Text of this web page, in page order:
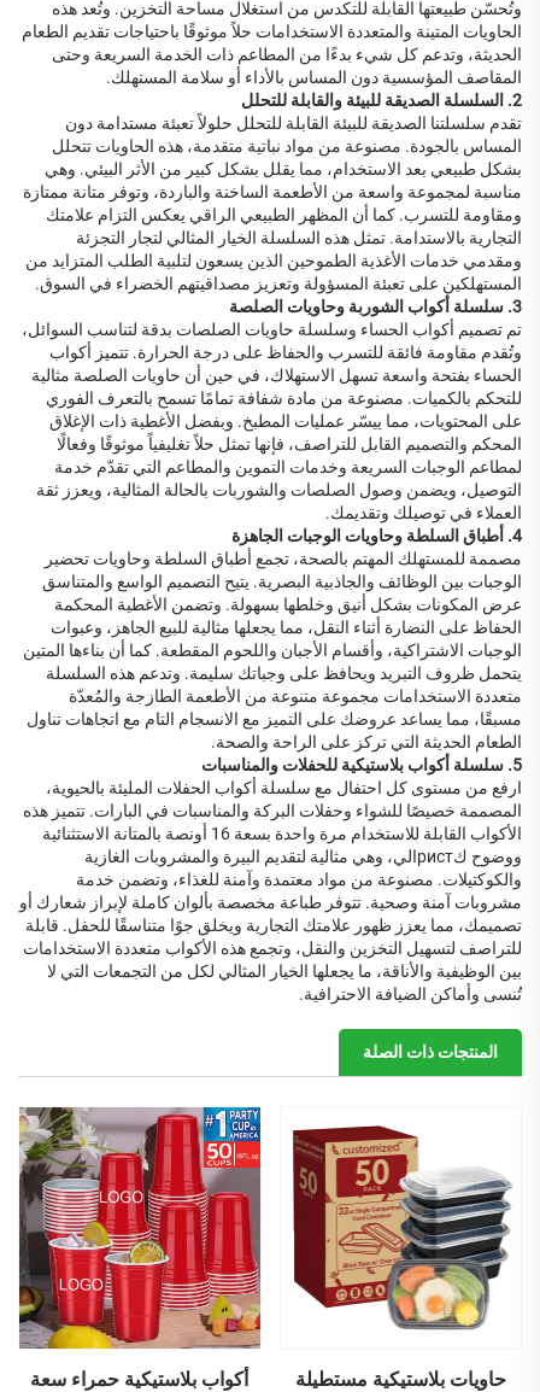
وتُحسّن طبيعتها القابلة للتكدس من استغلال مساحة التخزين. وتُعد هذه
الحاويات المتينة والمتعددة الاستخدامات حلاً موثوقًا باحتياجات تقديم الطعام
الحديثة، وتدعم كل شيء بدءًا من المطاعم ذات الخدمة السريعة وحتى
المقاصف المؤسسية دون المساس بالأداء أو سلامة المستهلك.
2. السلسلة الصديقة للبيئة والقابلة للتحلل
تقدم سلسلتنا الصديقة للبيئة القابلة للتحلل حلولاً تعبئة مستدامة دون
المساس بالجودة. مصنوعة من مواد نباتية متقدمة، هذه الحاويات تتحلل
بشكل طبيعي بعد الاستخدام، مما يقلل بشكل كبير من الأثر البيئي. وهي
مناسبة لمجموعة واسعة من الأطعمة الساخنة والباردة، وتوفر متانة ممتازة
ومقاومة للتسرب. كما أن المظهر الطبيعي الراقي يعكس التزام علامتك
التجارية بالاستدامة. تمثل هذه السلسلة الخيار المثالي لتجار التجزئة
ومقدمي خدمات الأغذية الطموحين الذين يسعون لتلبية الطلب المتزايد من
المستهلكين على تعبئة المسؤولة وتعزيز مصداقيتهم الخضراء في السوق.
3. سلسلة أكواب الشوربة وحاويات الصلصة
تم تصميم أكواب الحساء وسلسلة حاويات الصلصات بدقة لتناسب السوائل،
وتُقدم مقاومة فائقة للتسرب والحفاظ على درجة الحرارة. تتميز أكواب
الحساء بفتحة واسعة تسهل الاستهلاك، في حين أن حاويات الصلصة مثالية
للتحكم بالكميات. مصنوعة من مادة شفافة تمامًا تسمح بالتعرف الفوري
على المحتويات، مما ييسّر عمليات المطبخ. وبفضل الأغطية ذات الإغلاق
المحكم والتصميم القابل للتراصف، فإنها تمثل حلاً تغليفياً موثوقًا وفعالًا
لمطاعم الوجبات السريعة وخدمات التموين والمطاعم التي تقدّم خدمة
التوصيل، ويضمن وصول الصلصات والشوربات بالحالة المثالية، ويعزز ثقة
العملاء في توصيلك وتقديمك.
4. أطباق السلطة وحاويات الوجبات الجاهزة
مصممة للمستهلك المهتم بالصحة، تجمع أطباق السلطة وحاويات تحضير
الوجبات بين الوظائف والجاذبية البصرية. يتيح التصميم الواسع والمتناسق
عرض المكونات بشكل أنيق وخلطها بسهولة. وتضمن الأغطية المحكمة
الحفاظ على النضارة أثناء النقل، مما يجعلها مثالية للبيع الجاهز، وعبوات
الوجبات الاشتراكية، وأقسام الأجبان واللحوم المقطعة. كما أن بناءها المتين
يتحمل ظروف التبريد ويحافظ على وجباتك سليمة. وتدعم هذه السلسلة
متعددة الاستخدامات مجموعة متنوعة من الأطعمة الطازجة والمُعدّة
مسبقًا، مما يساعد عروضك على التميز مع الانسجام التام مع اتجاهات تناول
الطعام الحديثة التي تركز على الراحة والصحة.
5. سلسلة أكواب بلاستيكية للحفلات والمناسبات
ارفع من مستوى كل احتفال مع سلسلة أكواب الحفلات المليئة بالحيوية،
المصممة خصيصًا للشواء وحفلات البركة والمناسبات في البارات. تتميز هذه
الأكواب القابلة للاستخدام مرة واحدة بسعة 16 أونصة بالمتانة الاستثنائية
ووضوح كристالي، وهي مثالية لتقديم البيرة والمشروبات الغازية
والكوكتيلات. مصنوعة من مواد معتمدة وآمنة للغذاء، وتضمن خدمة
مشروبات آمنة وصحية. تتوفر طباعة مخصصة بألوان كاملة لإبراز شعارك أو
تصميمك، مما يعزز ظهور علامتك التجارية ويخلق جوًا متناسقًا للحفل. قابلة
للتراصف لتسهيل التخزين والنقل، وتجمع هذه الأكواب متعددة الاستخدامات
بين الوظيفية والأناقة، ما يجعلها الخيار المثالي لكل من التجمعات التي لا
تُنسى وأماكن الضيافة الاحترافية.
المنتجات ذات الصلة
أكواب بلاستيكية حمراء سعة
حاويات بلاستيكية مستطيلة